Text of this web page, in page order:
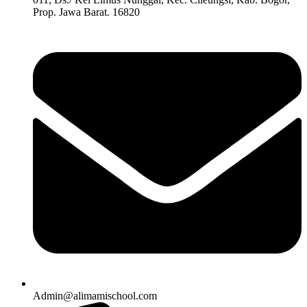
Prop. Jawa Barat. 16820
Admin@alimamischool.com